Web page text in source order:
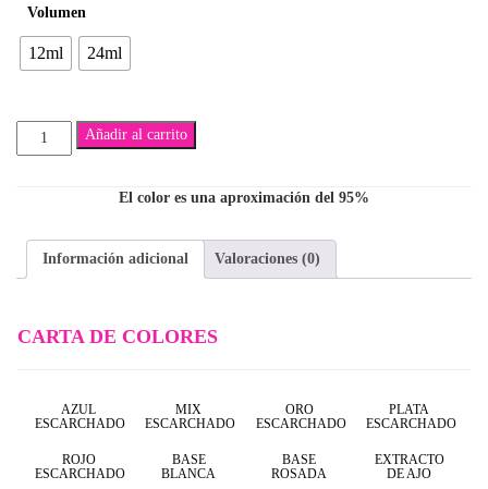
Volumen
12ml 24ml
Henry
cantidad
Añadir al carrito
El color es una aproximación del 95%
Información adicional Valoraciones (0)
CARTA DE COLORES
AZUL
ESCARCHADO
MIX
ESCARCHADO
ORO
ESCARCHADO
PLATA
ESCARCHADO
ROJO
ESCARCHADO
BASE
BLANCA
BASE
ROSADA
EXTRACTO
DE AJO